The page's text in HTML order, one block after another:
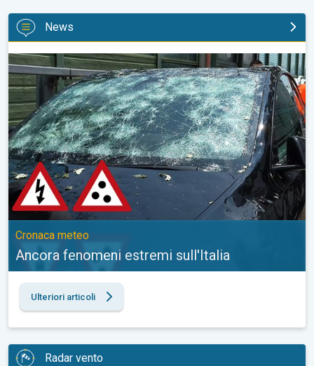
News
Ancora fenomeni estremi sull'Italia. Cronaca meteo. . .
Cronaca meteo
Ancora fenomeni estremi sull'Italia
Ulteriori articoli
Radar vento